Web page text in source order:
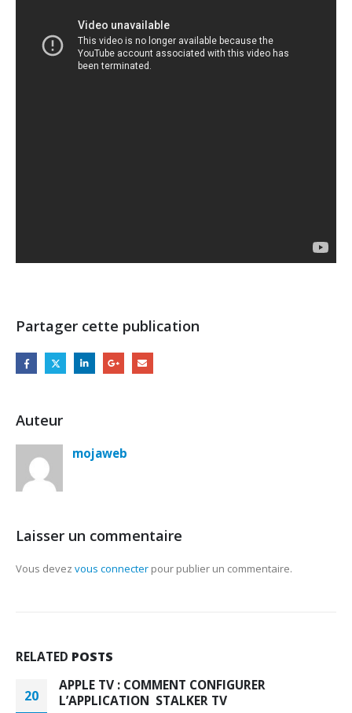
Partager cette publication
Auteur
mojaweb
Laisser un commentaire
Vous devez vous connecter pour publier un commentaire.
RELATED POSTS
20
APPLE TV : COMMENT CONFIGURER
L’APPLICATION STALKER TV